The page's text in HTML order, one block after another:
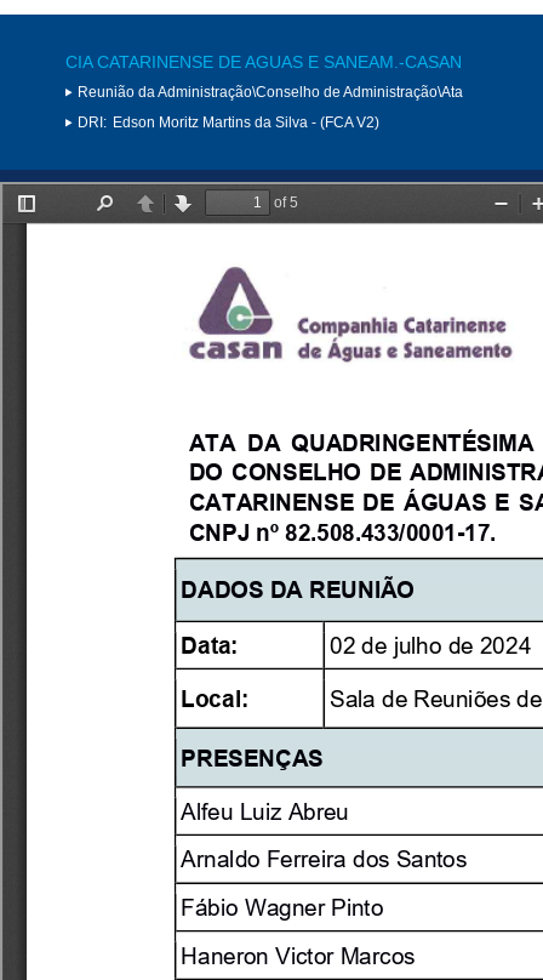
CIA CATARINENSE DE AGUAS E SANEAM.-CASAN
Reunião da Administração\Conselho de Administração\Ata
DRI: Edson Moritz Martins da Silva - (FCA V2)